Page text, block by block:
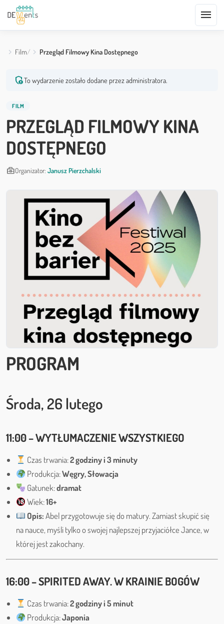
menu
Film Przegląd Filmowy Kina Dostępnego
admin_panel_settingsTo wydarzenie zostało dodane przez administratora.
FILM
PRZEGLĄD FILMOWY KINA
DOSTĘPNEGO
business_centerOrganizator: Janusz Pierzchalski
PROGRAM
Środa, 26 lutego
11:00 – WYTŁUMACZENIE WSZYSTKIEGO
Czas trwania:2 godziny i 3 minuty
Produkcja:Węgry, Słowacja
Gatunek:dramat
Wiek:16+
Opis:Abel przygotowuje się do matury. Zamiast skupić się
na nauce, myśli tylko o swojej najlepszej przyjaciółce Jance, w
której jest zakochany.
16:00 – SPIRITED AWAY. W KRAINIE BOGÓW
Czas trwania:2 godziny i 5 minut
Produkcja:Japonia